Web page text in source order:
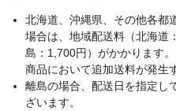
北海道、沖縄県、その他各都
場合は、地域配送料（北海道
島：1,700円）がかかります
商品において追加送料が発生
離島の場合、配送日を指定し
ざいます。